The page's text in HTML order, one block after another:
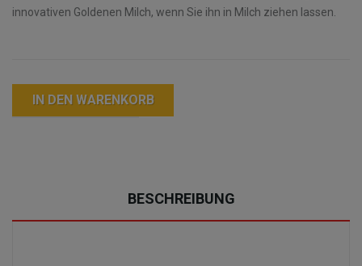
innovativen Goldenen Milch, wenn Sie ihn in Milch ziehen lassen.
IN DEN WARENKORB
BESCHREIBUNG